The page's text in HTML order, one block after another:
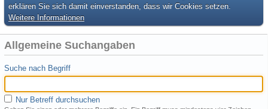
erklären Sie sich damit einverstanden, dass wir Cookies setzen.
Weitere Informationen
Allgemeine Suchangaben
Suche nach Begriff
Nur Betreff durchsuchen